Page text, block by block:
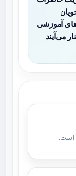
آموزشی
می‌آیند
است.